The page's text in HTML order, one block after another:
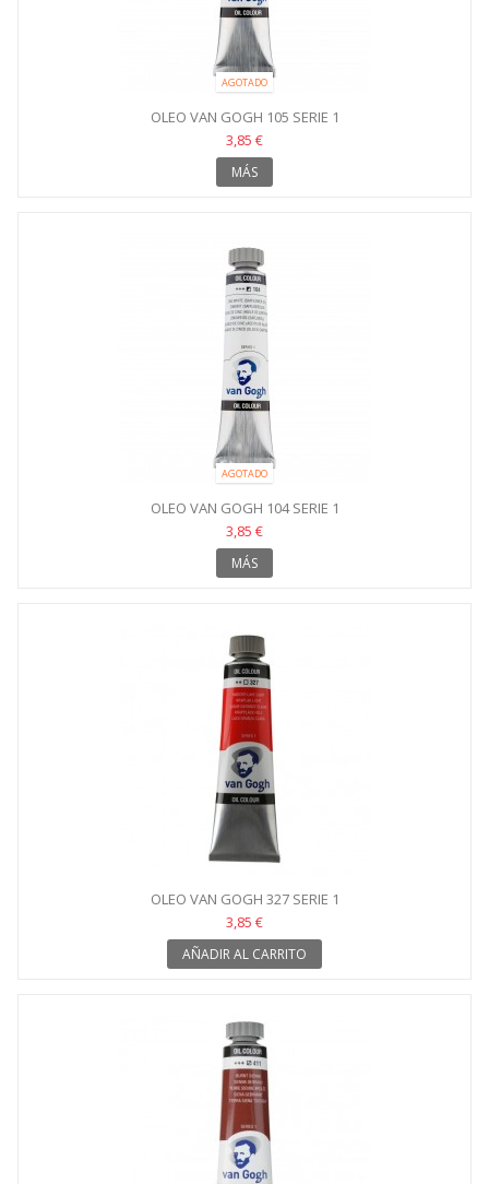
AGOTADO
OLEO VAN GOGH 105 SERIE 1
3,85 €
MÁS
AGOTADO
OLEO VAN GOGH 104 SERIE 1
3,85 €
MÁS
OLEO VAN GOGH 327 SERIE 1
3,85 €
AÑADIR AL CARRITO